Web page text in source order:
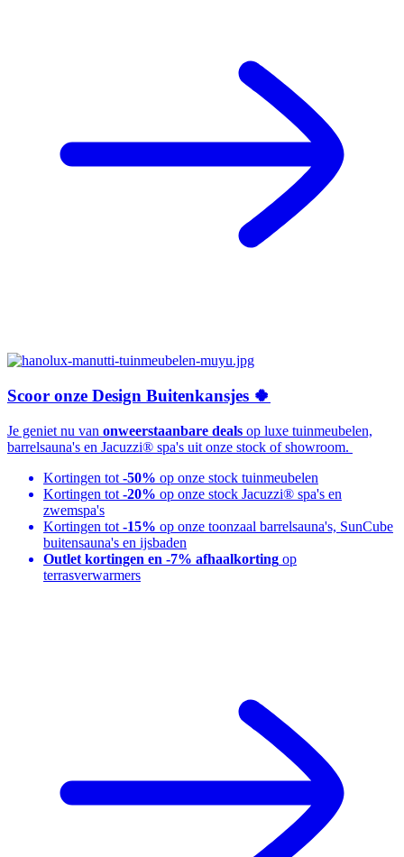
Scoor onze Design Buitenkansjes 🍀
Je geniet nu van onweerstaanbare deals op luxe tuinmeubelen,
barrelsauna's en Jacuzzi® spa's uit onze stock of showroom.
Kortingen tot -50% op onze stock tuinmeubelen
Kortingen tot -20% op onze stock Jacuzzi® spa's en
zwemspa's
Kortingen tot -15% op onze toonzaal barrelsauna's, SunCube
buitensauna's en ijsbaden
Outlet kortingen en -7% afhaalkorting op
terrasverwarmers